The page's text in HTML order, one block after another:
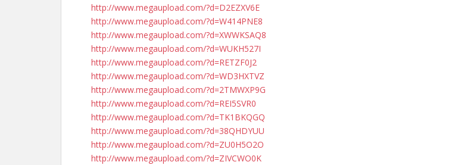
http://www.megaupload.com/?d=D2EZXV6E
http://www.megaupload.com/?d=W414PNE8
http://www.megaupload.com/?d=XWWKSAQ8
http://www.megaupload.com/?d=WUKH527I
http://www.megaupload.com/?d=RETZF0J2
http://www.megaupload.com/?d=WD3HXTVZ
http://www.megaupload.com/?d=2TMWXP9G
http://www.megaupload.com/?d=REI5SVR0
http://www.megaupload.com/?d=TK1BKQGQ
http://www.megaupload.com/?d=38QHDYUU
http://www.megaupload.com/?d=ZU0H5O2O
http://www.megaupload.com/?d=ZIVCWO0K